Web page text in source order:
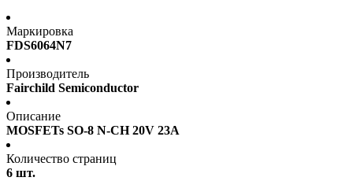
Маркировка
FDS6064N7
Производитель
Fairchild Semiconductor
Описание
MOSFETs SO-8 N-CH 20V 23A
Количество страниц
6 шт.